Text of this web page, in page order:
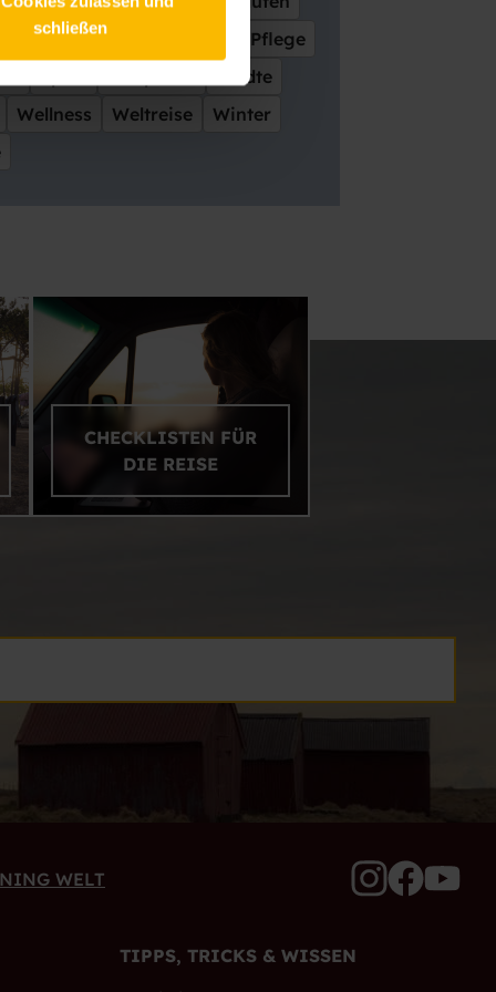
schließen
Ostsee
Pflege
Städte
Wellness Weltreise
Winter
CHECKLISTEN FÜR
DIE REISE
WELT
TIPPS, TRICKS & WISSEN